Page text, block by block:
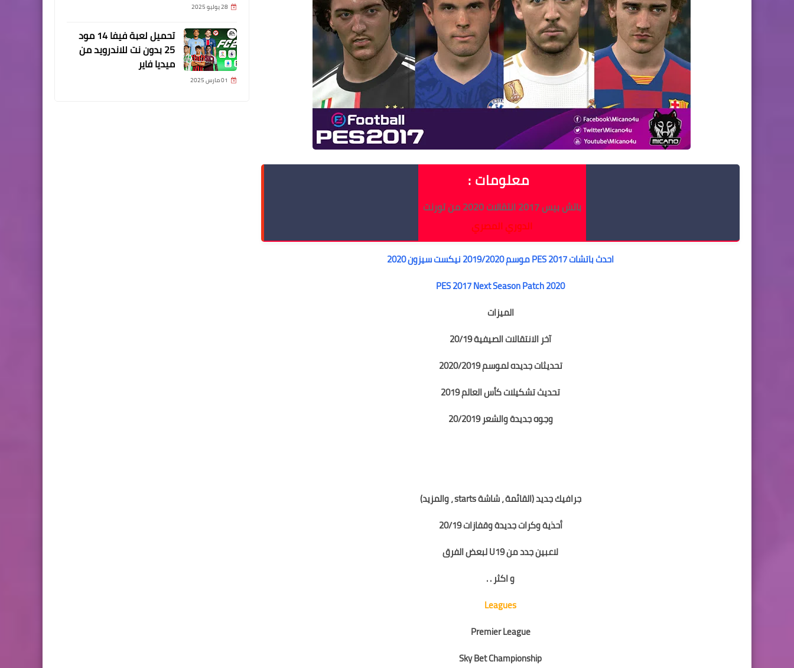
معلومات :
باتش بيس 2017 انتقالات 2020 من تورنت
الدوري المصري
احدث باتشات PES 2017 موسم 2019/2020 نيكست سيزون 2020
PES 2017 Next Season Patch 2020
الميزات
آخر الانتقالات الصيفية 20/19
تحديثات جديده لموسم 2020/2019
تحديث تشكيلات كأس العالم 2019
وجوه جديدة والشعر 20/2019
جرافيك جديد (القائمة ، شاشة starts ، والمزيد)
أحذية وكرات جديدة وقفازات 20/19
لاعبين جدد من U19 لبعض الفرق
و اكثر . .
Leagues
Premier League
Sky Bet Championship
28 يوليو 2025
تحميل لعبة فيفا 14 مود
25 بدون نت للاندرويد من
ميديا فاير
01 مارس 2025